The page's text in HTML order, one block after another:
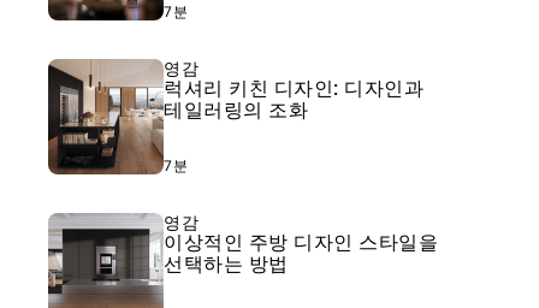
7분
영감
럭셔리 키친 디자인: 디자인과
테일러링의 조화
7분
영감
이상적인 주방 디자인 스타일을
선택하는 방법